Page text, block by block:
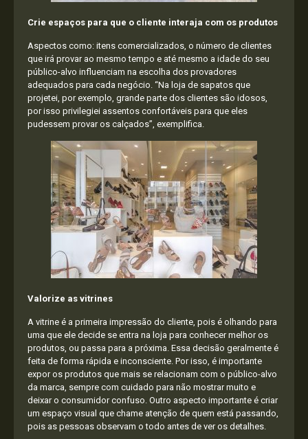
Crie espaços para que o cliente interaja com os produtos
Aspectos como: itens comercializados, o número de clientes
que irá provar ao mesmo tempo e até mesmo a idade do seu
público-alvo influenciam na escolha dos provadores
adequados para cada negócio. “Na loja de sapatos que
projetei, por exemplo, grande parte dos clientes são idosos,
por isso privilegiei assentos confortáveis para que eles
pudessem provar os calçados”, exemplifica.
Valorize as vitrines
A vitrine é a primeira impressão do cliente, pois é olhando para
uma que ele decide se entra na loja para conhecer melhor os
produtos, ou passa para a próxima. Essa decisão geralmente é
feita de forma rápida e inconsciente. Por isso, é importante
expor os produtos que mais se relacionam com o público-alvo
da marca, sempre com cuidado para não mostrar muito e
deixar o consumidor confuso. Outro aspecto importante é criar
um espaço visual que chame atenção de quem está passando,
pois as pessoas observam o todo antes de ver os detalhes.